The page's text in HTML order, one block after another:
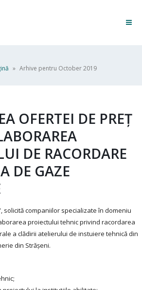
» Arhive pentru October 2019
OFERTEI DE PREȚ
DE RACORDARE
DE GAZE
solicită companiilor specializate în domeniu
proiectului tehnic privind racordarea
a clădirii atelierului de instuiere tehnică din
din Strășeni.